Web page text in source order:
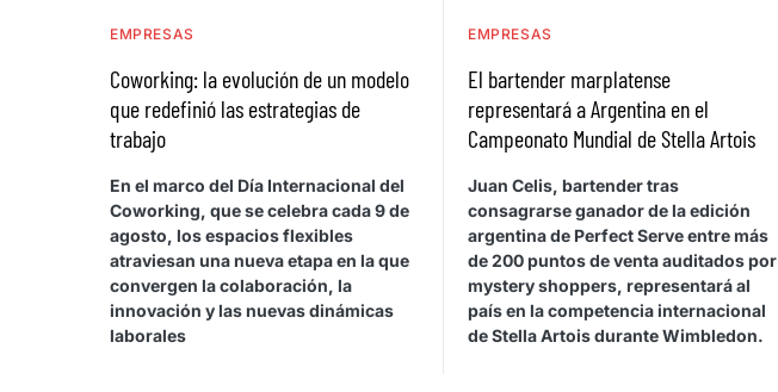
EMPRESAS
Coworking: la evolución de un modelo
que redefinió las estrategias de
trabajo
En el marco del Día Internacional del
Coworking, que se celebra cada 9 de
agosto, los espacios flexibles
atraviesan una nueva etapa en la que
convergen la colaboración, la
innovación y las nuevas dinámicas
laborales
EMPRESAS
El bartender marplatense
representará a Argentina en el
Campeonato Mundial de Stella Artois
Juan Celis, bartender tras
consagrarse ganador de la edición
argentina de Perfect Serve entre más
de 200 puntos de venta auditados por
mystery shoppers, representará al
país en la competencia internacional
de Stella Artois durante Wimbledon.